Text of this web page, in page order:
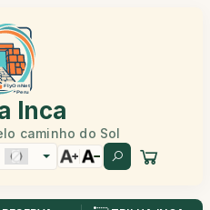
Inca
caminho do Sol